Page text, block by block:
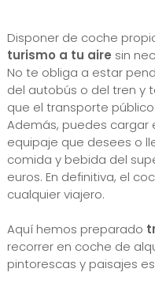
Disponer de coche
turismo a tu aire sin
No te obliga a estar
del autobús o del tren y
que el transporte
Además, puedes
equipaje que desees o
comida y bebida del
euros. En definitiva, el
cualquier viajero.
Aquí hemos preparado
recorrer en coche de
pintorescas y paisajes